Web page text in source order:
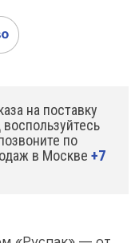
на поставку
по
в Москве +7